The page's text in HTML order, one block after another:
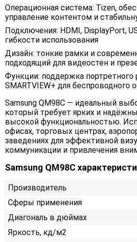
Операционная система: Tizen,
управление контентом и
Подключения: HDMI, DisplayPort,
гибкости использования
Дизайн: тонкие рамки и
подходящий для видеостен и
Функции: поддержка портретного
SMARTVIEW+ для беспроводного
Samsung QM98C — идеальный
который требует ярких и
высокой функциональностью.
офисах, торговых центрах,
заведениях для эффективной
коммуникации и привлечения
Samsung QM98C
Производитель
Сферы применения
Диагональ в дюймах
Яркость, кд/м2